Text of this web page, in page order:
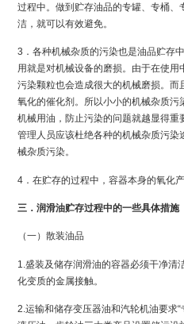
过程中。做到贮存油品的专罐、专桶
洁，就可以有效避免。
3．各种机械杂质的污染也是油品贮存
用就是对机械设备的磨损。由于在使
污染颗粒也会造成很大的机械磨损。
氧化的催化剂。所以小小的机械杂质
机械用油，防止污染的问题就越显得重
管理人员应该杜绝各种的机械杂质污
械杂质污染。
4．在贮存的过程中，容器本身的氧化
三．润滑油贮存过程中的一些具体措施
（一）散装油品
1.盛装及储存润滑油的容器必须干净清
化变质的金属接触。
2.运输和储存变压器油和汽轮机油要求“